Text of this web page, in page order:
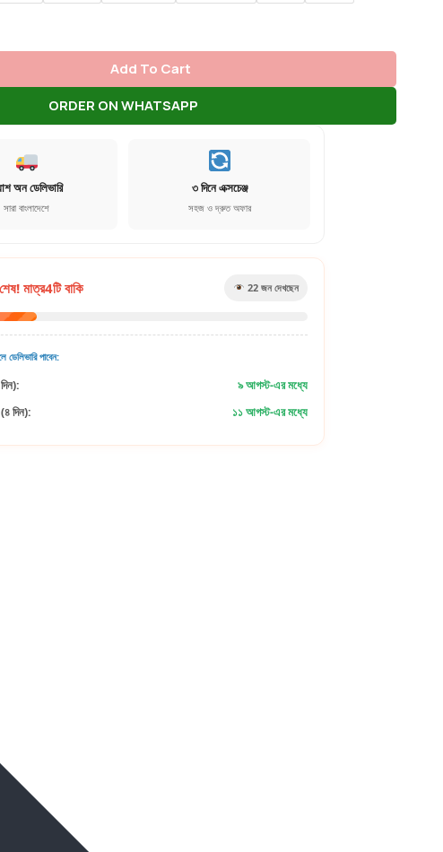
Add To Cart
ORDER ON WHATSAPP
অন ডেলিভারি
সারা বাংলাদেশে
৩ দিনে এক্সচেঞ্জ
সহজ ও দ্রুত অফার
মাত্র4টি বাকি 22 জন দেখছেন
পাবেন:
৯ আগস্ট-এর মধ্যে
দিন):
১১ আগস্ট-এর মধ্যে